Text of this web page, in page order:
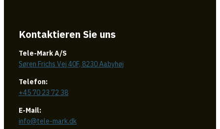
Kontaktieren Sie uns
Tele-Mark A/S
Søren Frichs Vej 40F, 8230 Aabyhøj
Telefon:
+45 70 23 72 38
E-Mail:
info@tele-mark.dk